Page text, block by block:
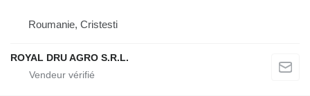
Roumanie, Cristesti
ROYAL DRU AGRO S.R.L.